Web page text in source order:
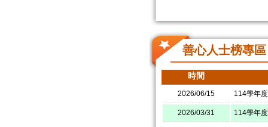
善心人士榜專區
時間
2026/06/15 114學年
2026/03/31 114學年